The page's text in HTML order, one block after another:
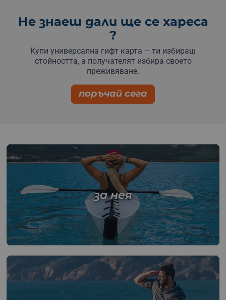
Не знаеш дали ще се хареса
?
Купи универсална гифт карта – ти избираш
стойността, а получателят избира своето
преживяване.
поръчай сега
за нея